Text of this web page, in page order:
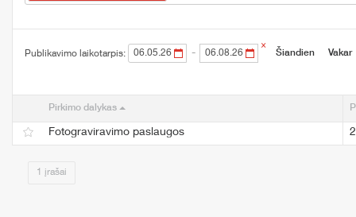
Publikavimo laikotarpis: -
×
Šiandien
Vakar
Pirkimo dalykas
Fotograviravimo paslaugos
1 įrašai